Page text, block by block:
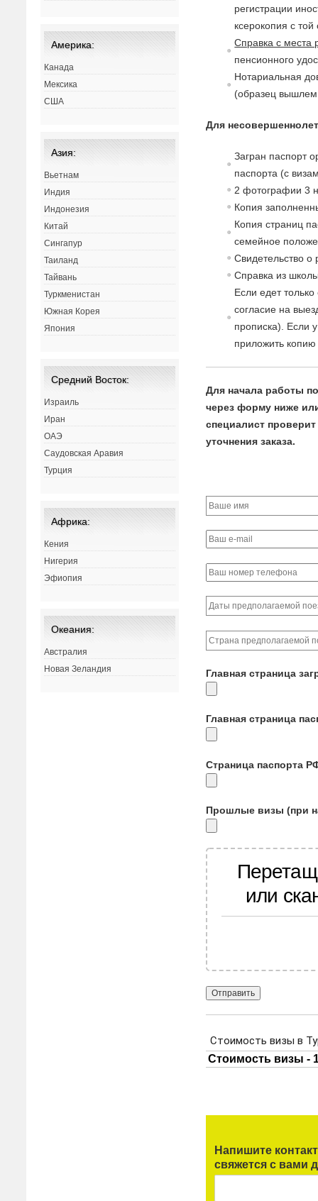
регистрации
ксерокопия с
Справка с места
пенсионного
Нотариальная до
(образец вышлем
Для
Загран паспорт
паспорта (с в
2 фотографии 3
Копия
Копия страниц
семейное
Свидетельство о
Справка из
Если едет
согласие на в
прописка). Если
приложить
Для начала работы
через форму ниже
специалист
уточнения заказа.
Главная страница
Главная страница
Страница паспорта
Прошлые визы (при
или
Напишите
свяжется с вами
Америка:
Канада
Мексика
США
Азия:
Вьетнам
Индия
Индонезия
Китай
Сингапур
Таиланд
Тайвань
Туркменистан
Южная Корея
Япония
Средний Восток:
Израиль
Иран
ОАЭ
Саудовская Аравия
Турция
Африка:
Кения
Нигерия
Эфиопия
Океания:
Австралия
Новая Зеландия